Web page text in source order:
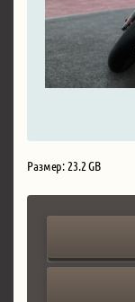
Размер: 23.2 GB